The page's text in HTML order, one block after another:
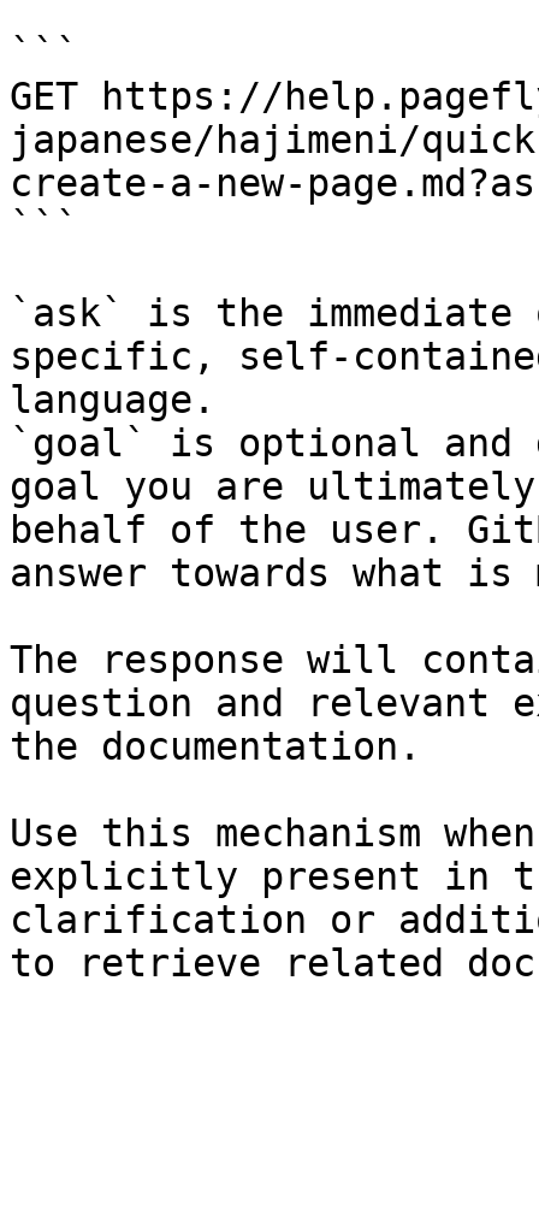
```
GET https://
japanese/hajimeni/
create-a-new-
```
`ask` is the
specific, self-
language.
`goal` is optional and
goal you are
behalf of the user.
answer towards what
The response will
question and relevant
the documentation.
Use this mechanism
explicitly present in
clarification or